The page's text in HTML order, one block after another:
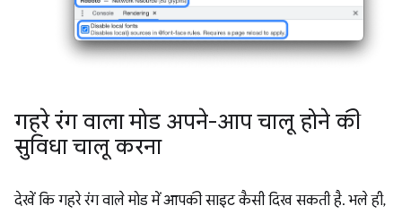
गहरे रंग वाला मोड अपने-आप चालू होने की
सुविधा चालू करना
देखें कि गहरे रंग वाले मोड में आपकी साइट कैसी दिख सकती है. भले ही,